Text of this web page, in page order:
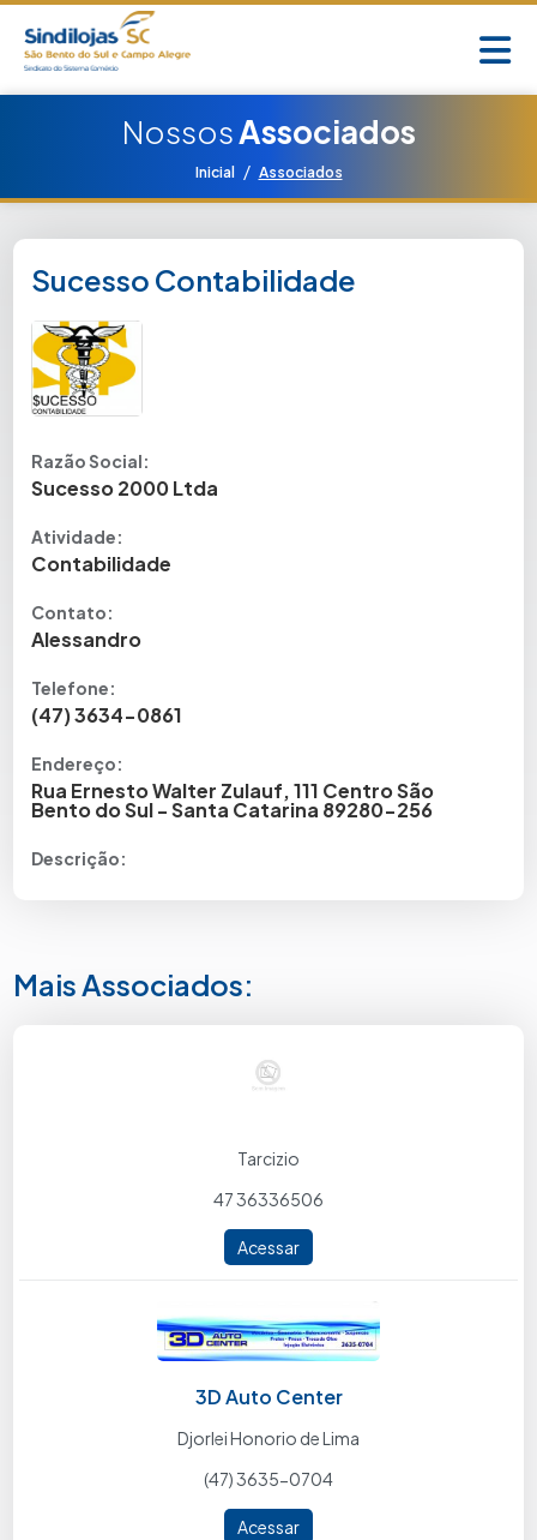
NossosAssociados
Inicial / Associados
Sucesso Contabilidade
Razão Social:
Sucesso 2000 Ltda
Atividade:
Contabilidade
Contato:
Alessandro
Telefone:
(47) 3634-0861
Endereço:
Rua Ernesto Walter Zulauf, 111 Centro São
Bento do Sul - Santa Catarina 89280-256
Descrição:
Mais Associados:
Tarcizio
47 36336506
Acessar
3D Auto Center
Djorlei Honorio de Lima
(47) 3635-0704
Acessar